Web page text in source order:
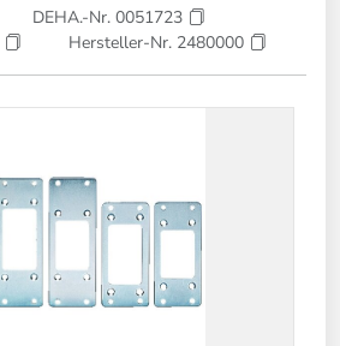
DEHA.-Nr. 0051723
Hersteller-Nr. 2480000